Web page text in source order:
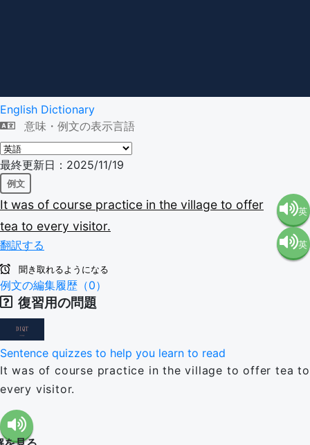
English Dictionary
意味・例文の表示言語
最終更新日：2025/11/19
例文
It was of course practice in the village to offer
tea to every visitor.
翻訳する
英
語（米
英
聞き取れるようになる
例文の編集履歴（0）
復習用の問題
Sentence quizzes to help you learn to read
It was of course practice in the village to offer tea to
every visitor.